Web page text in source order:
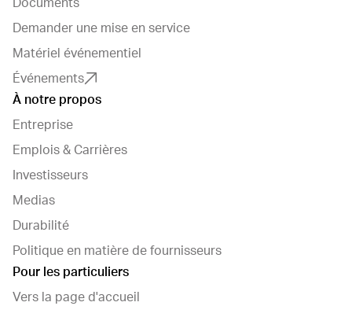
Documents
Demander une mise en service
Matériel événementiel
Événements
À notre propos
Entreprise
Emplois & Carrières
Investisseurs
Medias
Durabilité
Politique en matière de fournisseurs
Pour les particuliers
Vers la page d'accueil